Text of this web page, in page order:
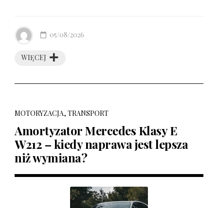
WIĘCEJ
05/08/2026
MOTORYZACJA, TRANSPORT
Amortyzator Mercedes Klasy E
W212 – kiedy naprawa jest lepsza
niż wymiana?